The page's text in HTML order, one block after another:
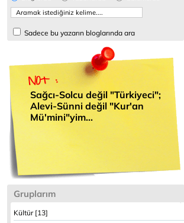
Sadece bu yazarın bloglarında ara
Sağcı-Solcu değil "Türkiyeci";
Alevi-Sünni değil "Kur'an
Mü'mini"yim...
Gruplarım
Kültür [13]